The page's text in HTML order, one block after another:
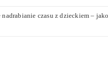
nadrabianie czasu z dzieckiem –